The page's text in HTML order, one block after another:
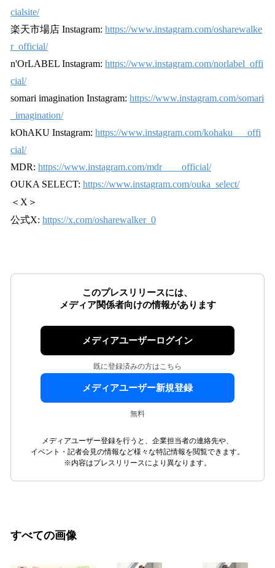
cialsite/
楽天市場店 Instagram: https://www.instagram.com/osharewalke
r_official/
n'OrLABEL Instagram: https://www.instagram.com/norlabel_offi
cial/
somari imagination Instagram: https://www.instagram.com/somari
_imagination/
kOhAKU Instagram: https://www.instagram.com/kohaku___offi
cial/
MDR: https://www.instagram.com/mdr____official/
OUKA SELECT: https://www.instagram.com/ouka_select/
＜X＞
公式X: https://x.com/osharewalker_0
このプレスリリースには、
メディア関係者向けの情報があります
メディアユーザーログイン
既に登録済みの方はこちら
メディアユーザー新規登録
無料
メディアユーザー登録を行うと、企業担当者の連絡先や、
イベント・記者会見の情報など様々な特記情報を閲覧できます。
※内容はプレスリリースにより異なります。
すべての画像